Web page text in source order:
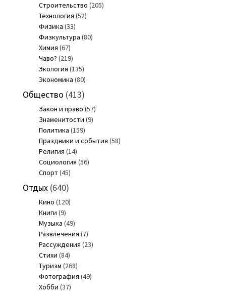
Строительство (205)
Технология (52)
Физика (33)
Физкультура (80)
Химия (67)
Чаво? (219)
Экология (135)
Экономика (80)
Общество (413)
Закон и право (57)
Знаменитости (9)
Политика (159)
Праздники и события (58)
Религия (14)
Социология (56)
Спорт(45)
Отдых(640)
Кино (120)
Книги (9)
Музыка (49)
Развлечения (7)
Рассуждения (23)
Стихи (84)
Туризм (268)
Фотография (49)
Хобби (37)